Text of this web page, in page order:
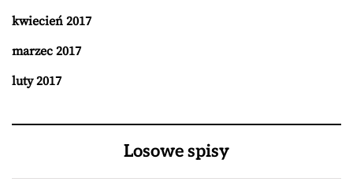
kwiecień 2017
marzec 2017
luty 2017
Losowe spisy